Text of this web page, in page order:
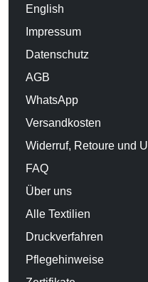
English
Impressum
Datenschutz
AGB
WhatsApp
Versandkosten
Widerruf, Retoure und
FAQ
Über uns
Alle Textilien
Druckverfahren
Pflegehinweise